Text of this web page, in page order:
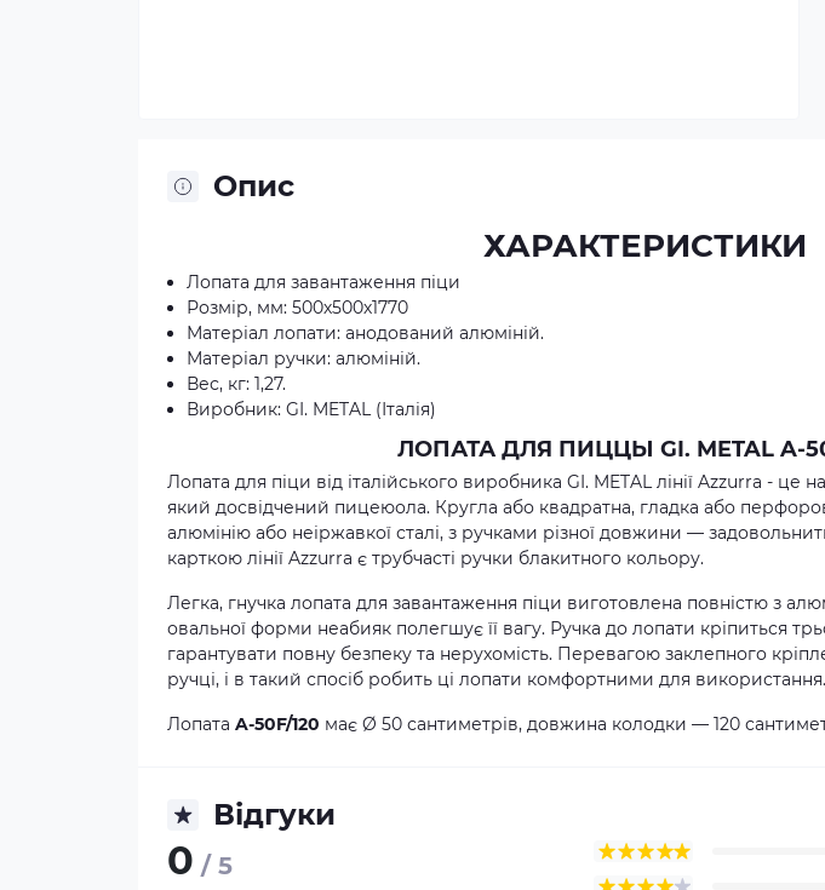
Опис
ХАРАКТЕРИСТИКИ
Лопата для завантаження піци
Розмір, мм: 500х500х1770
Матеріал лoпати: анодований алюміній.
Матеріал ручки: алюміній.
Вес, кг: 1,27.
Виробник: GI. METAL (Італія)
ЛОПАТА ДЛЯ ПИЦЦЫ GI. METAL A-
Лопата для піци від італійського виробника GI. METAL лінії Azzurra -
який досвідчений пицеюола. Кругла або квадратна, гладка або
алюмінію або неіржавкої сталі, з ручками різної довжини —
карткою лінії Azzurra є трубчасті ручки блакитного кольору.
Легка, гнучка лопата для завантаження піци виготовлена повністю з
овальної форми неабияк полегшує її вагу. Ручка до лопати кріпиться
гарантувати повну безпеку та нерухомість. Перевагою заклепного
ручці, і в такий спосіб робить ці лопати комфортними для використання.
Лопата A-50F/120 має Ø 50 сантиметрів, довжина колодки — 120
Відгуки
0 / 5